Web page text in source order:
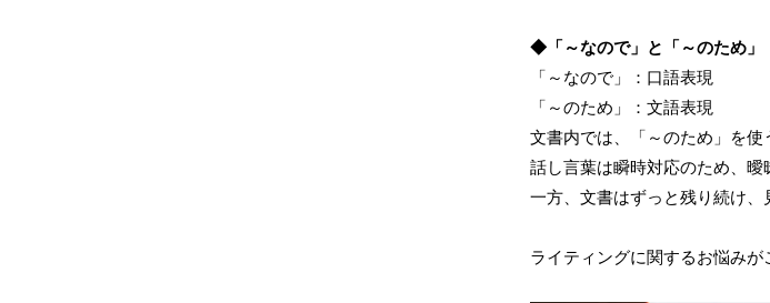
◆「～なので」と「～のため」
「～なので」：口語表現
「～のため」：文語表現
文書内では、「～のため」を使
話し言葉は瞬時対応のため、曖
一方、文書はずっと残り続け、
ライティングに関するお悩みが